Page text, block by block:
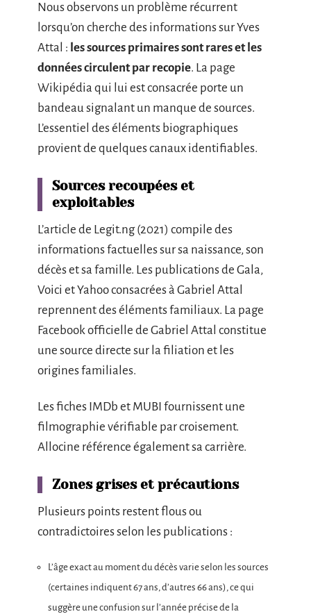
Nous observons un problème récurrent
lorsqu’on cherche des informations sur Yves
Attal : les sources primaires sont rares et les
données circulent par recopie. La page
Wikipédia qui lui est consacrée porte un
bandeau signalant un manque de sources.
L’essentiel des éléments biographiques
provient de quelques canaux identifiables.
Sources recoupées et
exploitables
L’article de Legit.ng (2021) compile des
informations factuelles sur sa naissance, son
décès et sa famille. Les publications de Gala,
Voici et Yahoo consacrées à Gabriel Attal
reprennent des éléments familiaux. La page
Facebook officielle de Gabriel Attal constitue
une source directe sur la filiation et les
origines familiales.
Les fiches IMDb et MUBI fournissent une
filmographie vérifiable par croisement.
Allocine référence également sa carrière.
Zones grises et précautions
Plusieurs points restent flous ou
contradictoires selon les publications :
L’âge exact au moment du décès varie selon les sources
(certaines indiquent 67 ans, d’autres 66 ans), ce qui
suggère une confusion sur l’année précise de la